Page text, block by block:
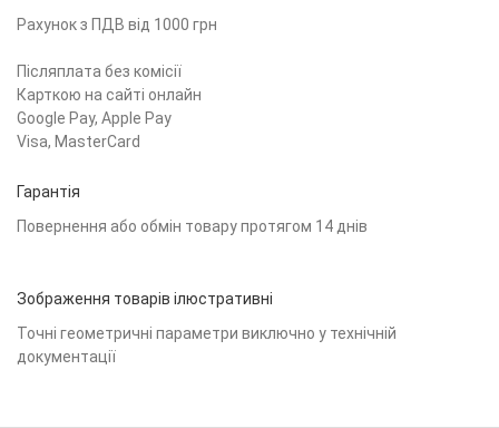
Рахунок з ПДВ від 1000 грн
Післяплата без комісії
Карткою на сайті онлайн
Google Pay, Apple Pay
Visa, MasterCard
Гарантія
Повернення або обмін товару протягом 14 днів
Зображення товарів ілюстративні
Точні геометричні параметри виключно у технічній
документації